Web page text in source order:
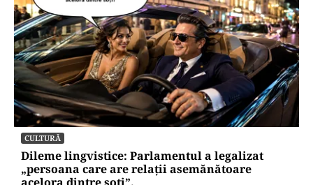
CULTURĂ
Dileme lingvistice: Parlamentul a legalizat
„persoana care are relații asemănătoare